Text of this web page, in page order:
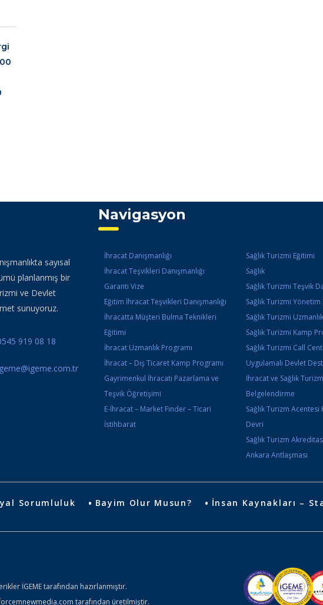
sayısal
planlanmış bir
ve Devlet
sunuyoruz.
919 08 18
Navigasyon
İhracat Danışmanlığı
İhracat Teşvikleri Danışmanlığı
Garanti Vize
Eğitim İhracat Teşvikleri Danışmanlığı
İhracatta Müşteri Bulma Teknikleri
Eğitimi
İhracat Uzmanlık Programı
İhracat – Dış Ticaret Kamp Programı
Gayrimenkul İhracatı Pazarlama ve
Teşvik Öğretişimi
E-İhracat – Market Finder – Ticari
İstihbarat
Sağlık Turizmi Eğitimi
Sağlık
Sağlık Turizmi Teşvik
Sağlık Turizmi Yönetim
Sağlık Turizmi
Sağlık Turizmi Kamp
Sağlık Turizmi Call
Uygulamalı Devlet
İhracat ve Sağlık
Belgelendirme
Sağlık Turizm
Devri
Sağlık Turizm
Ankara Antlaşması
Sorumluluk Bayim Olur Musun? İnsan Kaynakları –
İGEME tarafından hazırlanmıştır.
tarafından üretilmiştir.